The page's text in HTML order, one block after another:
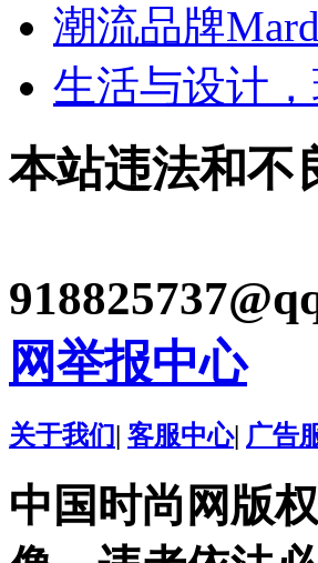
潮流品牌
生活与设计
本站违法和不
网举报中心
关于我们 客服中心| 广告
中国时尚网版